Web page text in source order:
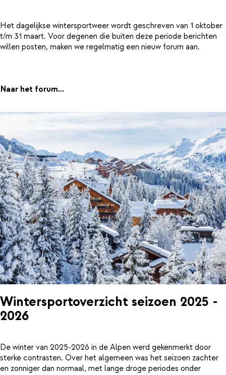
Het dagelijkse wintersportweer wordt geschreven van 1 oktober
t/m 31 maart. Voor degenen die buiten deze periode berichten
willen posten, maken we regelmatig een nieuw forum aan.
Naar het forum...
Wintersportoverzicht seizoen 2025 -
2026
De winter van 2025-2026 in de Alpen werd gekenmerkt door
sterke contrasten. Over het algemeen was het seizoen zachter
en zonniger dan normaal, met lange droge periodes onder